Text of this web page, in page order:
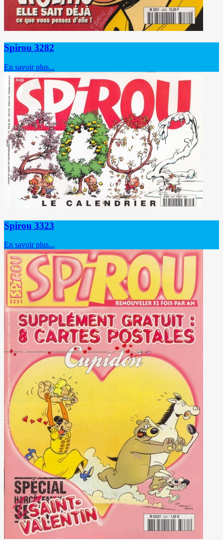
Spirou 3282
En savoir plus...
Spirou 3323
En savoir plus...